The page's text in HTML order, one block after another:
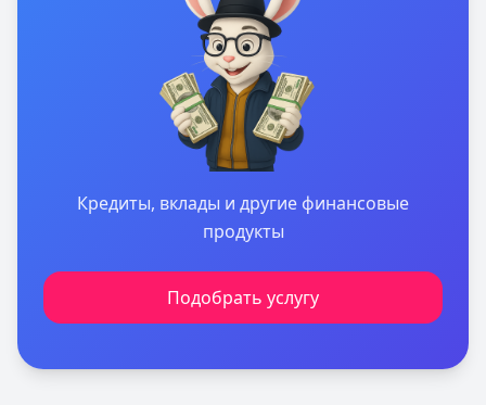
Кредиты, вклады и другие финансовые
продукты
Подобрать услугу